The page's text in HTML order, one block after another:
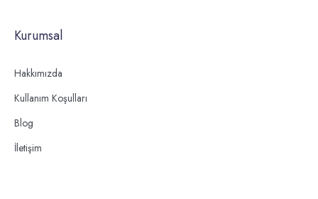
Kurumsal
Hakkımızda
Kullanım Koşulları
Blog
İletişim